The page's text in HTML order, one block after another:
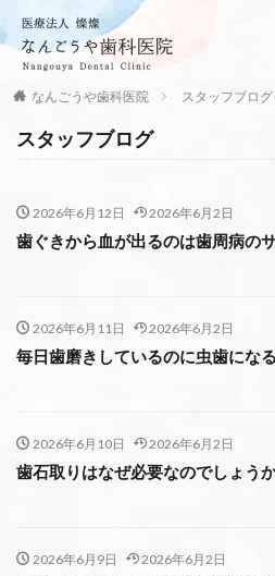
なんごうや歯科医院 スタッフブロ
スタッフブログ
2026年6月12日 2026年6月2日
歯ぐきから血が出るのは歯周病の
2026年6月11日 2026年6月2日
毎日歯磨きしているのに虫歯にな
2026年6月10日 2026年6月2日
歯石取りはなぜ必要なのでしょう
2026年6月9日 2026年6月2日